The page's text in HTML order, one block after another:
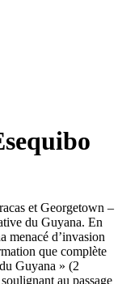
et Georgetown –
du Guyana. En
menacé d’invasion
que complète
Guyana » (2
au passage